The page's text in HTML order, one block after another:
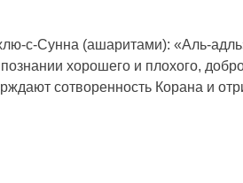
c-Сунна (ашаритами): «Аль-
хорошего и плохого,
сотворенность Корана и